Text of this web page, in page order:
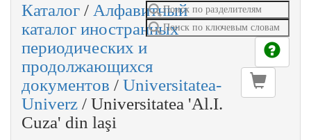
Каталог / Алфавитный
каталог иностранных
периодических и
продолжающихся
документов / Universitatea-
Univerz / Universitatea 'Al.I.
Cuza' din laşi